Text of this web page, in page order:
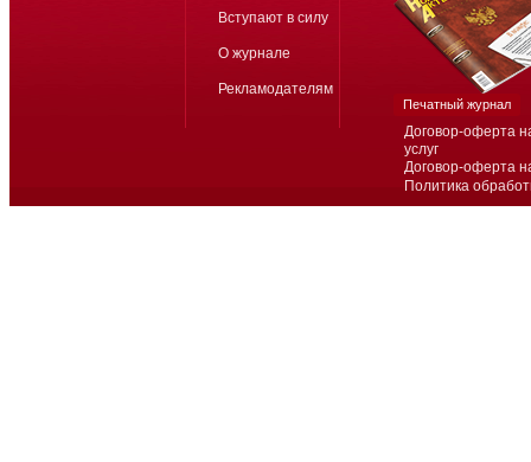
Договор-оферта
услуг
Договор-оферта
Политика
Вступают в силу
О журнале
Рекламодателям
Печатный журнал